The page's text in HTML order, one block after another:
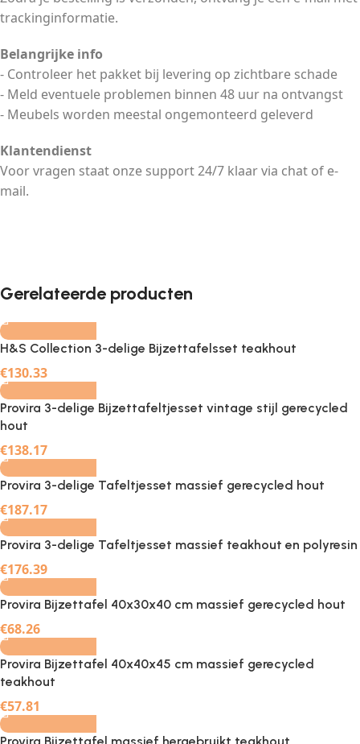
trackinginformatie.
Belangrijke info
- Controleer het pakket bij levering op zichtbare schade
- Meld eventuele problemen binnen 48 uur na ontvangst
- Meubels worden meestal ongemonteerd geleverd
Klantendienst
Voor vragen staat onze support 24/7 klaar via chat of e-
mail.
Gerelateerde producten
- +
H&S Collection 3-delige Bijzettafelsset teakhout
€130.33
- +
Provira 3-delige Bijzettafeltjesset vintage stijl gerecycled
hout
€138.17
-
Provira 3-delige Tafeltjesset massief gerecycled hout
€187.17
- +
Provira 3-delige Tafeltjesset massief teakhout en polyresin
€176.39
- +
Provira Bijzettafel 40x30x40 cm massief gerecycled hout
€68.26
- +
Provira Bijzettafel 40x40x45 cm massief gerecycled
teakhout
€57.81
-